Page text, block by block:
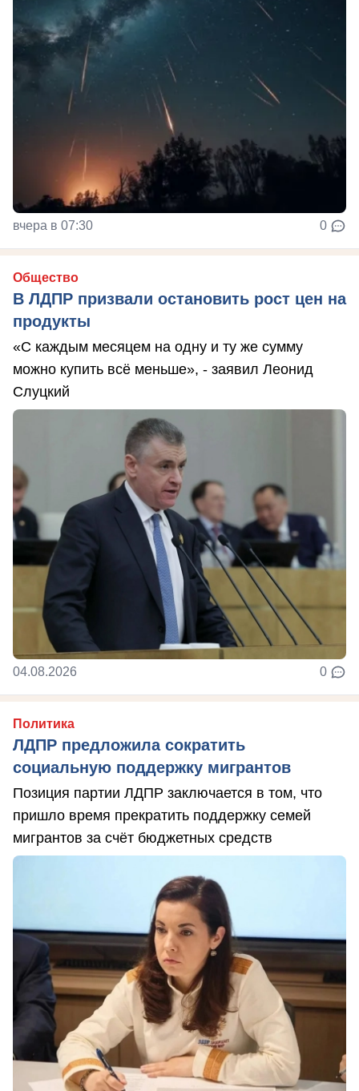
вчера в 07:30 0
Общество
В ЛДПР призвали остановить рост цен на
продукты
«С каждым месяцем на одну и ту же сумму
можно купить всё меньше», - заявил Леонид
Слуцкий
04.08.2026 0
Политика
ЛДПР предложила сократить
социальную поддержку мигрантов
Позиция партии ЛДПР заключается в том, что
пришло время прекратить поддержку семей
мигрантов за счёт бюджетных средств